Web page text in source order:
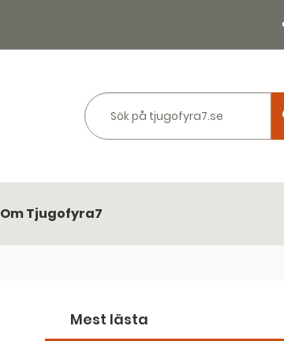
Sök på tjugofyra7.se
Om Tjugofyra7
Mest lästa